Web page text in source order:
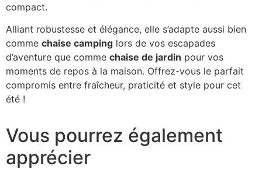
compact.
Alliant robustesse et élégance, elle s’adapte aussi bien
comme chaise camping lors de vos escapades
d’aventure que comme chaise de jardin pour vos
moments de repos à la maison. Offrez-vous le parfait
compromis entre fraîcheur, praticité et style pour cet
été !
Vous pourrez également
apprécier